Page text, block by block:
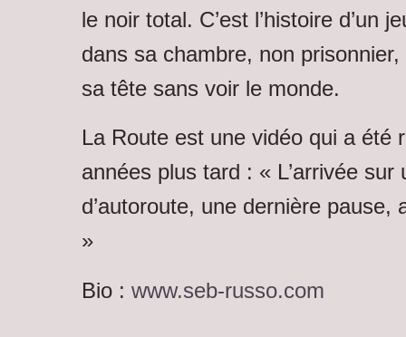
le noir total. C’est l’histoire d’un
dans sa chambre, non
sa tête sans voir le monde.
La Route est une vidéo qui a été
années plus tard : « L’arrivée sur
d’autoroute, une dernière pause,
»
Bio : www.seb-russo.com